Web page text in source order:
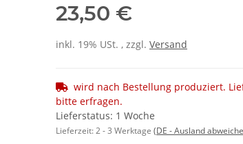
23,50 €
inkl. 19% USt. , zzgl. Versand
wird nach Bestellung produziert.
bitte erfragen.
Lieferstatus: 1 Woche
Lieferzeit:2 - 3 Werktage (DE - Ausland